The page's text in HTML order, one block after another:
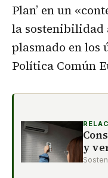
Plan’ en un
la sostenibilidad
plasmado en los
Política Común
y